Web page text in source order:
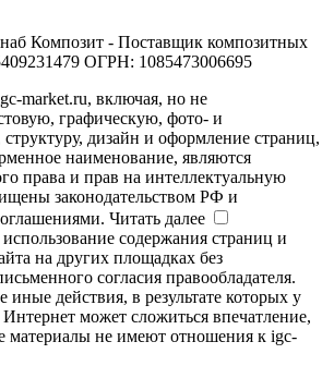
Композит - Поставщик композитных
ОГРН: 1085473006695
market.ru, включая, но не
графическую, фото- и
дизайн и оформление страниц,
наименование, являются
права и прав на интеллектуальную
законодательством РФ и
Читать далее
содержания страниц и
на других площадках без
согласия правообладателя.
действия, в результате которых у
Интернет может сложиться впечатление,
материалы не имеют отношения к igc-